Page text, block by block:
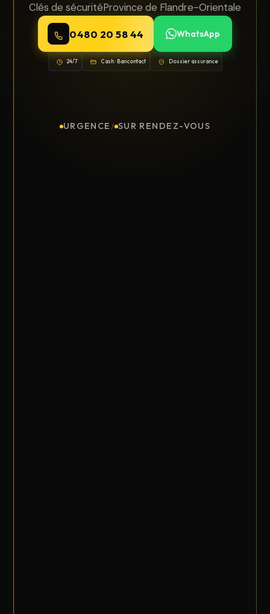
Clés de sécuritéProvince de Flandre-Orientale
0480 20 58 44 WhatsApp
24/7 Cash · Bancontact Dossier assurance
URGENCE / SUR RENDEZ-VOUS